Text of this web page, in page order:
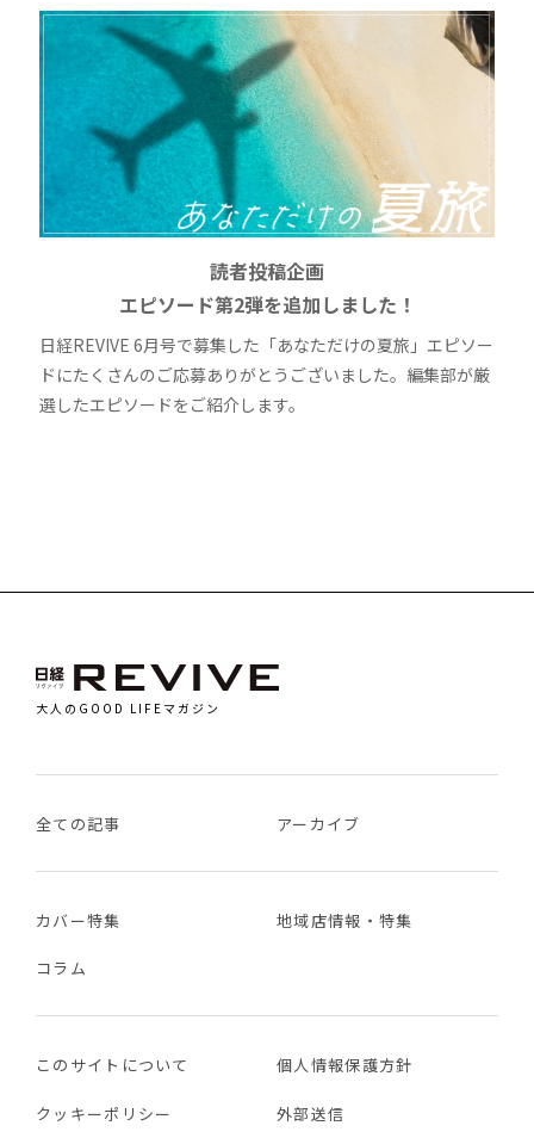
読者投稿企画
エピソード第2弾を追加しました！
日経REVIVE 6月号で募集した「あなただけの夏旅」エピソー
ドにたくさんのご応募ありがとうございました。編集部が厳
選したエピソードをご紹介します。
大人のGOOD LIFEマガジン
全ての記事 アーカイブ
カバー特集 地域店情報・特集
コラム
このサイトについて 個人情報保護方針
クッキーポリシー 外部送信